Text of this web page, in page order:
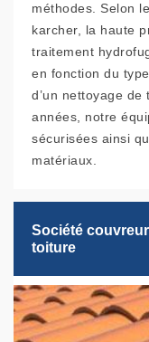
méthodes. Selon
karcher, la haute
traitement
en fonction du
d’un nettoyage
années, notre
sécurisées ainsi
matériaux.
Société
toiture